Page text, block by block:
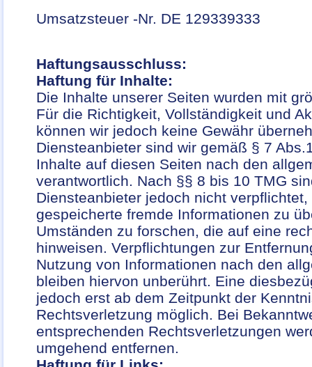
Umsatzsteuer -Nr. DE 129339333
Haftungsausschluss:
Haftung für Inhalte:
Die Inhalte unserer Seiten wurden mit
Für die Richtigkeit, Vollständigkeit und
können wir jedoch keine Gewähr
Diensteanbieter sind wir gemäß § 7
Inhalte auf diesen Seiten nach den
verantwortlich. Nach §§ 8 bis 10 TMG
Diensteanbieter jedoch nicht
gespeicherte fremde Informationen zu
Umständen zu forschen, die auf eine
hinweisen. Verpflichtungen zur
Nutzung von Informationen nach den
bleiben hiervon unberührt. Eine
jedoch erst ab dem Zeitpunkt der
Rechtsverletzung möglich. Bei
entsprechenden Rechtsverletzungen
umgehend entfernen.